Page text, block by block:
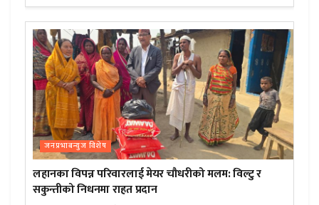
जनप्रभाबन्युज विशेष
लहानका विपन्न परिवारलाई मेयर चौधरीको मलम: विल्टु र
सकुन्तीको निधनमा राहत प्रदान